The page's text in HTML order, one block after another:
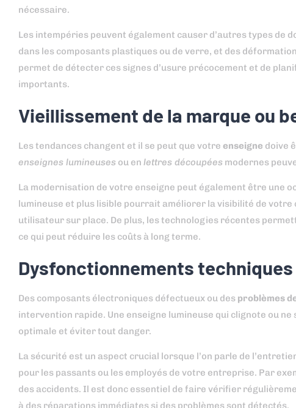
nécessaire.
Les intempéries peuvent également causer d’autres types de
dans les composants plastiques ou de verre, et des
permet de détecter ces signes d’usure précocement et de
importants.
Vieillissement de la marque ou
Les tendances changent et il se peut que votre enseigne doive
enseignes lumineuses ou en lettres découpées modernes
La modernisation de votre enseigne peut également être une
lumineuse et plus lisible pourrait améliorer la visibilité de
utilisateur sur place. De plus, les technologies récentes
ce qui peut réduire les coûts à long terme.
Dysfonctionnements
Des composants électroniques défectueux ou des problèmes
intervention rapide. Une enseigne lumineuse qui clignote ou
optimale et éviter tout danger.
La sécurité est un aspect crucial lorsque l’on parle de
pour les passants ou les employés de votre entreprise. Par
des accidents. Il est donc essentiel de faire vérifier
à des réparations immédiates si des problèmes sont détectés.